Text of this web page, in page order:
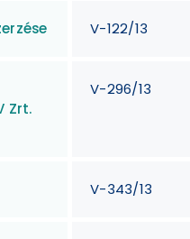
V-122/13
Zrt.
V-296/13
V-343/13